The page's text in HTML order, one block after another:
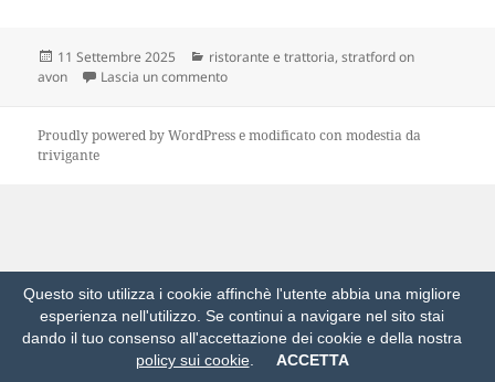
Scritto
il
11 Settembre 2025 Categorie
ristorante e trattoria,stratford on
avon
Lascia un commentosu is in your eyes
Questo sito utilizza i cookie affinchè l'utente abbia una migliore
esperienza nell'utilizzo. Se continui a navigare nel sito stai
dando il tuo consenso all'accettazione dei cookie e della nostra
policy sui cookie. ACCETTA
Proudly powered by WordPresse modificato con modestia da
trivigante